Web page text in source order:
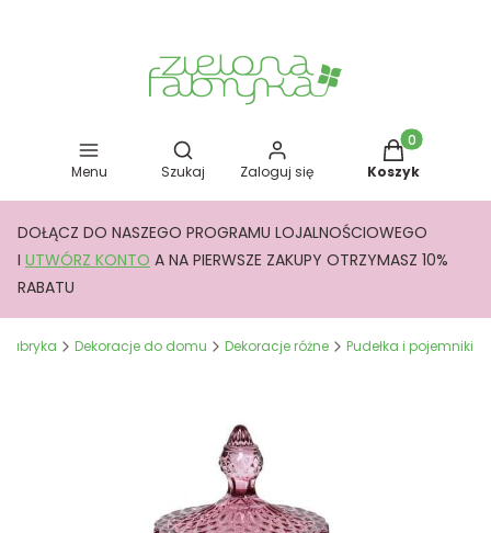
Menu
Otwórz wyszukiwarkę
Szukaj Zaloguj się
Produkty w
Koszyk
DOŁĄCZ DO NASZEGO PROGRAMU LOJALNOŚCIOWEGO
I UTWÓRZ KONTO A NA PIERWSZE ZAKUPY OTRZYMASZ 10%
RABATU
Dekoracje do domu Dekoracje różne Pudełka i pojemniki